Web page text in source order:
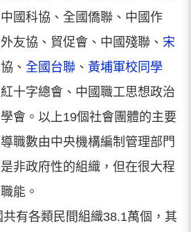
中國科協、全國僑聯、中國作
友協、貿促會、中國殘聯、 宋
、 全國台聯 、 黃埔軍校同學
十字總會、中國職工思想政治
會。以上19個社會團體的主要
職數由中央機構編制管理部門
非政府性的組織，但在很大程
能。
有各類民間組織38.1萬個，其